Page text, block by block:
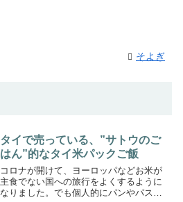
そよぎ
タイで売っている、”サトウのご
はん”的なタイ米パックご飯
コロナが開けて、ヨーロッパなどお米が
主食でない国への旅行をよくするように
なりました。でも個人的にパンやパスタ